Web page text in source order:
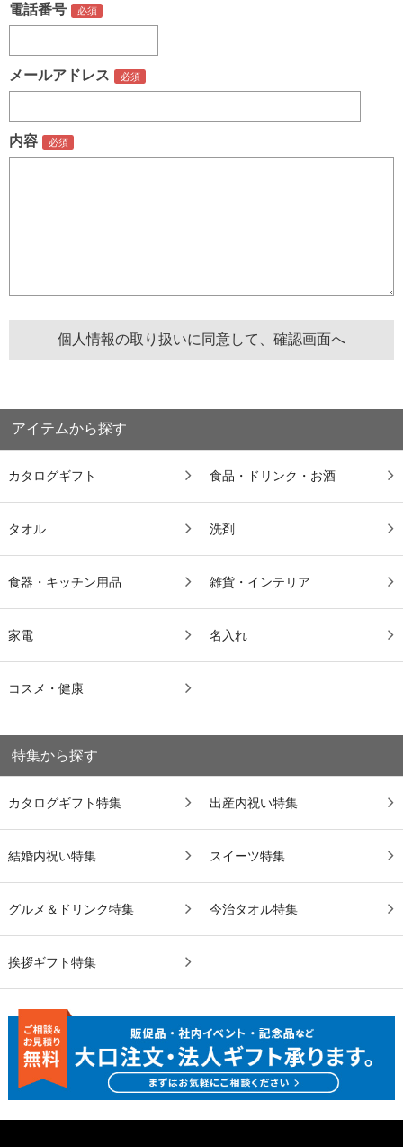
電話番号
メールアドレス
内容
アイテムから探す
カタログギフト 食品・ドリンク・お酒
タオル 洗剤
食器・キッチン用品 雑貨・インテリア
家電 名入れ
コスメ・健康
特集から探す
カタログギフト特集 出産内祝い特集
結婚内祝い特集 スイーツ特集
グルメ＆ドリンク特集 今治タオル特集
挨拶ギフト特集